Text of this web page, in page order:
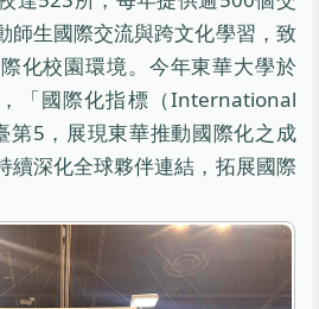
師生國際交流與跨文化學習，致
化校園環境。今年東華大學於
「國際化指標（International
第5，展現東華推動國際化之成
續深化全球夥伴連結，拓展國際